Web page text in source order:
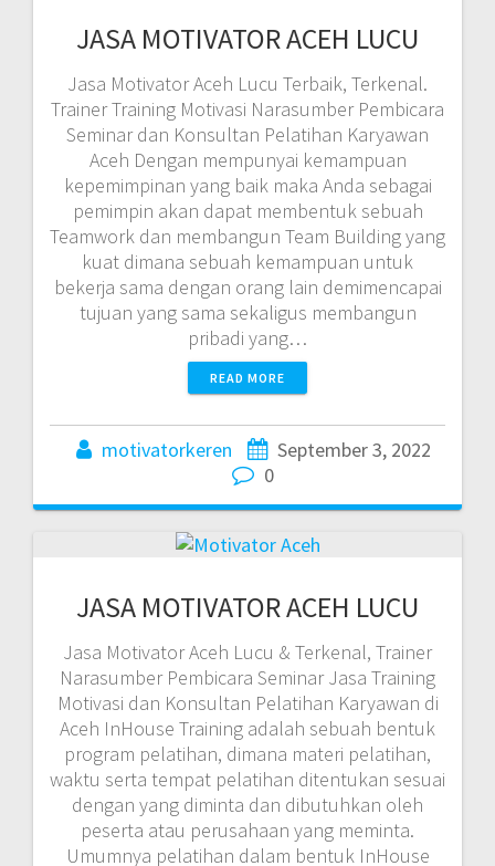
JASA MOTIVATOR ACEH LUCU
Jasa Motivator Aceh Lucu Terbaik, Terkenal.
Trainer Training Motivasi Narasumber Pembicara
Seminar dan Konsultan Pelatihan Karyawan
Aceh Dengan mempunyai kemampuan
kepemimpinan yang baik maka Anda sebagai
pemimpin akan dapat membentuk sebuah
Teamwork dan membangun Team Building yang
kuat dimana sebuah kemampuan untuk
bekerja sama dengan orang lain demimencapai
tujuan yang sama sekaligus membangun
pribadi yang…
READ MORE
motivatorkeren
September 3, 2022
0
JASA MOTIVATOR ACEH LUCU
Jasa Motivator Aceh Lucu & Terkenal, Trainer
Narasumber Pembicara Seminar Jasa Training
Motivasi dan Konsultan Pelatihan Karyawan di
Aceh InHouse Training adalah sebuah bentuk
program pelatihan, dimana materi pelatihan,
waktu serta tempat pelatihan ditentukan sesuai
dengan yang diminta dan dibutuhkan oleh
peserta atau perusahaan yang meminta.
Umumnya pelatihan dalam bentuk InHouse